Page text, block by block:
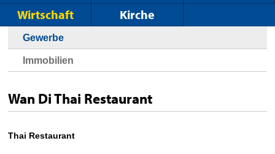
Wirtschaft
Kirche
Gewerbe
Immobilien
Wan Di Thai Restaurant
Thai Restaurant